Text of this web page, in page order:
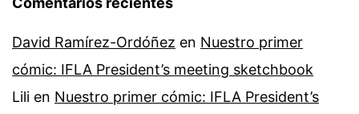
David Ramírez-Ordóñez en Nuestro primer
cómic: IFLA President’s meeting sketchbook
Lili en Nuestro primer cómic: IFLA President’s